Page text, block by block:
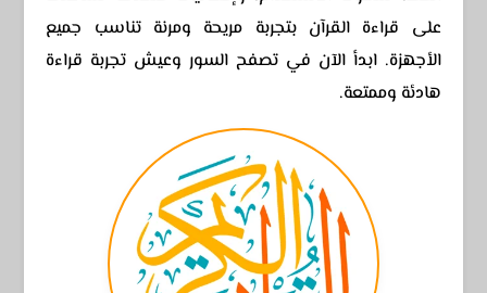
على قراءة القرآن بتجربة مريحة ومرنة تناسب جميع
الأجهزة. ابدأ الآن في تصفح السور وعيش تجربة قراءة
هادئة وممتعة.